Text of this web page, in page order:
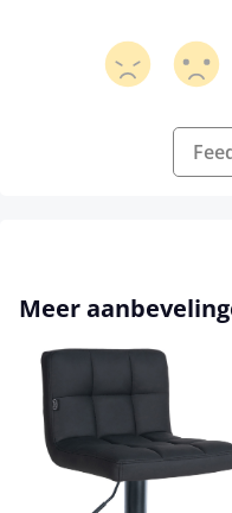
Productgalerij overslaan
Meer